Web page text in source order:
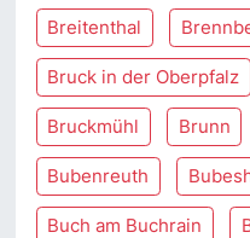
Breitenthal
Bruck in der Oberpfalz
Bruckmühl Brunn
Bubenreuth
Buch am Buchrain